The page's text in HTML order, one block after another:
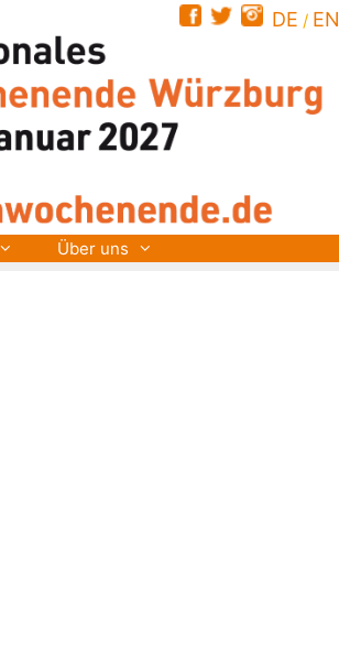
DE / EN
Über uns